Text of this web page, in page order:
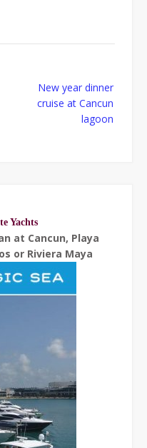
New year dinner
cruise at Cancun
lagoon
Yachts
at Cancun, Playa
or Riviera Maya